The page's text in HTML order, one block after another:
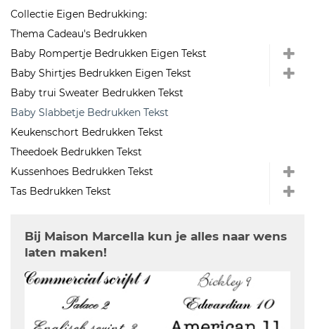
Collectie Eigen Bedrukking:
Thema Cadeau's Bedrukken
Baby Rompertje Bedrukken Eigen Tekst
Baby Shirtjes Bedrukken Eigen Tekst
Baby trui Sweater Bedrukken Tekst
Baby Slabbetje Bedrukken Tekst
Keukenschort Bedrukken Tekst
Theedoek Bedrukken Tekst
Kussenhoes Bedrukken Tekst
Tas Bedrukken Tekst
Bij Maison Marcella kun je alles naar wens
laten maken!